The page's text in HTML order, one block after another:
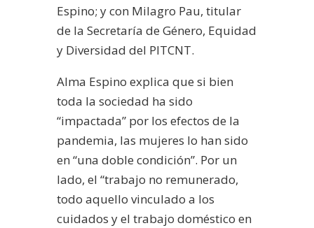
Espino; y con Milagro Pau, titular
de la Secretaría de Género, Equidad
y Diversidad del PITCNT.
Alma Espino explica que si bien
toda la sociedad ha sido
“impactada” por los efectos de la
pandemia, las mujeres lo han sido
en “una doble condición”. Por un
lado, el “trabajo no remunerado,
todo aquello vinculado a los
cuidados y el trabajo doméstico en